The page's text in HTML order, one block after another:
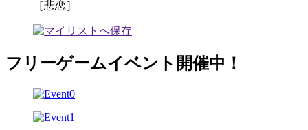
［悲恋］
フリーゲームイベント開催中！